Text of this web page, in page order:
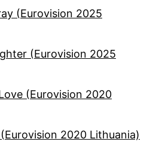
(Eurovision 2025
(Eurovision 2025
(Eurovision 2020
2020 Lithuania)